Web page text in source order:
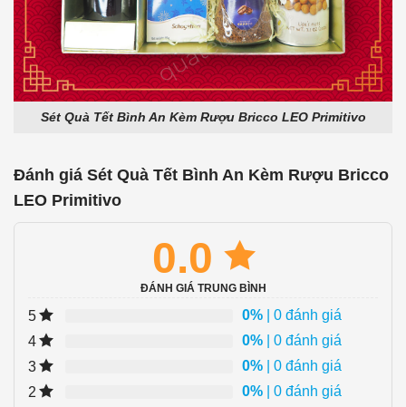
Sét Quà Tết Bình An Kèm Rượu Bricco LEO Primitivo
Đánh giá Sét Quà Tết Bình An Kèm Rượu Bricco
LEO Primitivo
0.0
ĐÁNH GIÁ TRUNG BÌNH
5 0% | 0 đánh giá
4
0% | 0 đánh giá
3
0% | 0 đánh giá
2
0% | 0 đánh giá